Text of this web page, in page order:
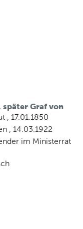
Graf von
, 17.01.1850
, 14.03.1922
im Ministerrat